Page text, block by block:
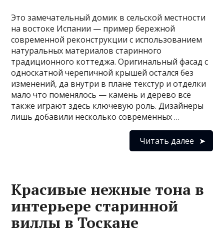
Это замечательный домик в сельской местности
на востоке Испании — пример бережной
современной реконструкции с использованием
натуральных материалов старинного
традиционного коттеджа. Оригинальный фасад с
односкатной черепичной крышей остался без
изменений, да внутри в плане текстур и отделки
мало что поменялось — камень и дерево всё
также играют здесь ключевую роль. Дизайнеры
лишь добавили несколько современных …
Читать далее
Красивые нежные тона в
интерьере старинной
виллы в Тоскане